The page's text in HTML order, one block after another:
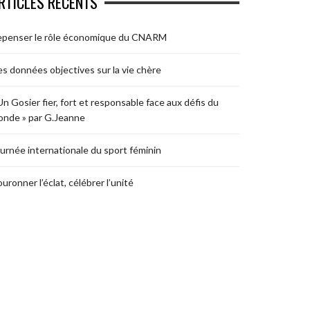
le rôle économique du CNARM
données objectives sur la vie chère
Gosier fier, fort et responsable face aux défis du
» par G.Jeanne
internationale du sport féminin
l’éclat, célébrer l’unité